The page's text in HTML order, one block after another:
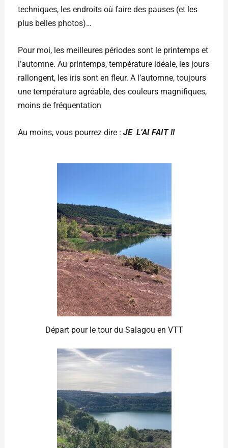
techniques, les endroits où faire des pauses (et les
plus belles photos)…
Pour moi, les meilleures périodes sont le printemps et
l’automne. Au printemps, température idéale, les jours
rallongent, les iris sont en fleur. A l’automne, toujours
une température agréable, des couleurs magnifiques,
moins de fréquentation
Au moins, vous pourrez dire : JE L’AI FAIT !!
Départ pour le tour du Salagou en VTT